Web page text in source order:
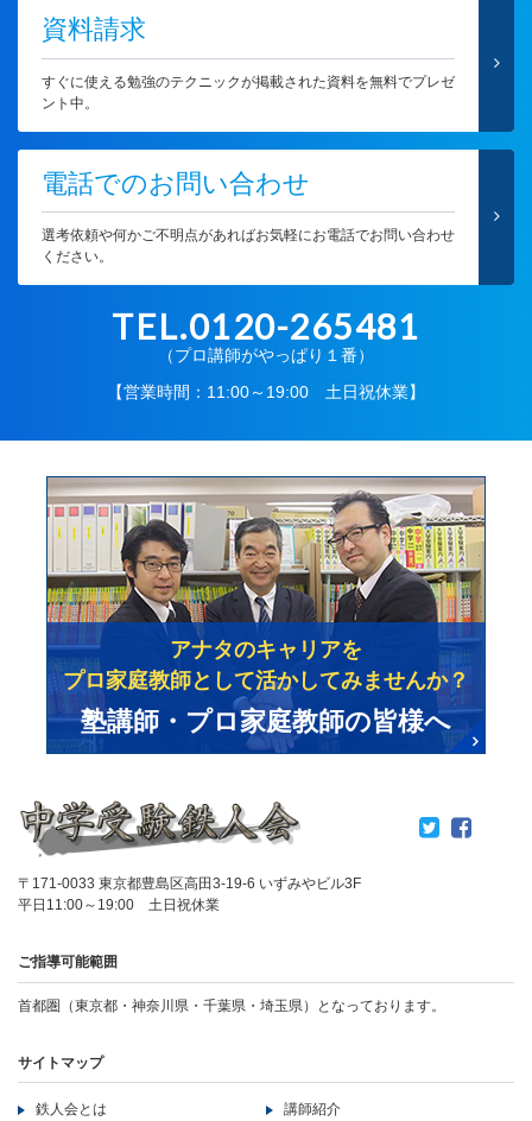
資料請求
すぐに使える勉強のテクニックが掲載された資料を無料でプレゼ
ント中。
電話でのお問い合わせ
選考依頼や何かご不明点があればお気軽にお電話でお問い合わせ
ください。
TEL.0120-265481
（プロ講師がやっぱり１番）
【営業時間：11:00～19:00 土日祝休業】
〒171-0033 東京都豊島区高田3-19-6 いずみやビル3F
平日11:00～19:00 土日祝休業
ご指導可能範囲
首都圏（東京都・神奈川県・千葉県・埼玉県）となっております。
サイトマップ
鉄人会とは 講師紹介
アナタのキャリアを
プロ家庭教師として活かしてみませんか？
塾講師・プロ家庭教師の皆様へ